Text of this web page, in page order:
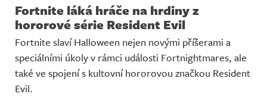
Fortnite láká hráče na hrdiny z
hororové série Resident Evil
Fortnite slaví Halloween nejen novými příšerami a
speciálními úkoly v rámci události Fortnightmares, ale
také ve spojení s kultovní hororovou značkou Resident
Evil.